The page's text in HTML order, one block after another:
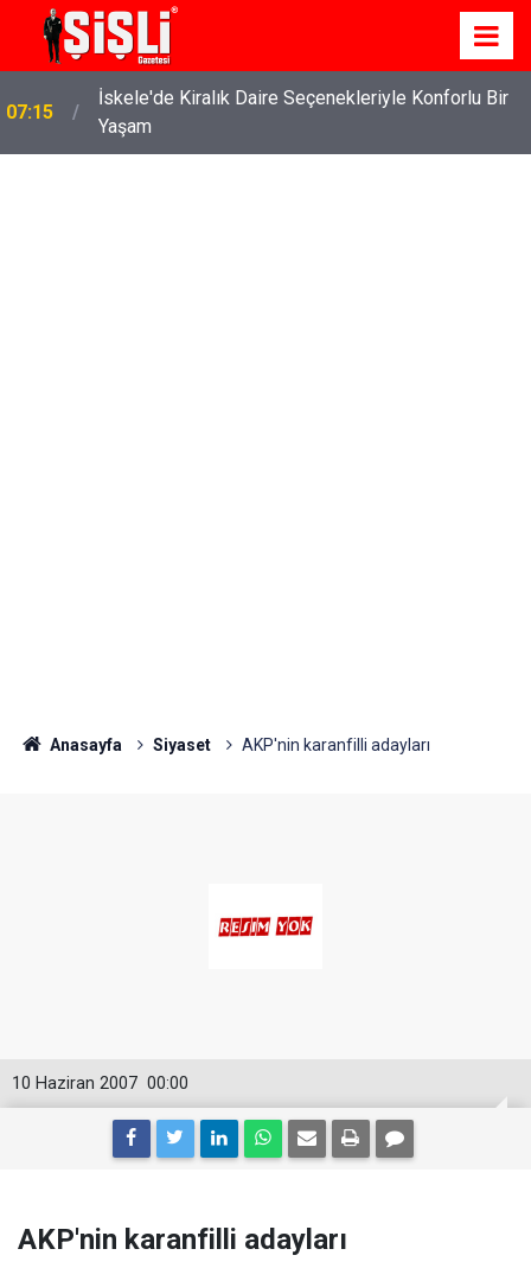
07:15
İskele'de Kiralık Daire Seçenekleriyle Konforlu Bir
Yaşam
Anasayfa Siyaset AKP'nin karanfilli adayları
00:00
10 Haziran 2007
AKP'nin karanfilli adayları